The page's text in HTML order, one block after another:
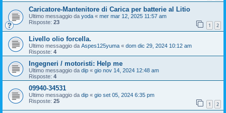
Caricatore-Mantenitore di Carica per batterie al Litio
Ultimo messaggio da yoda « mer mar 12, 2025 11:57 am
Risposte: 23 1 2
Livello olio forcella.
Ultimo messaggio da Aspes125yuma « dom dic 29, 2024 10:12 am
Risposte: 4
Ingegneri / motoristi: Help me
Ultimo messaggio da dip « gio nov 14, 2024 12:48 am
Risposte: 4
09940-34531
Ultimo messaggio da dip « gio set 05, 2024 6:35 pm
Risposte: 25 1 2